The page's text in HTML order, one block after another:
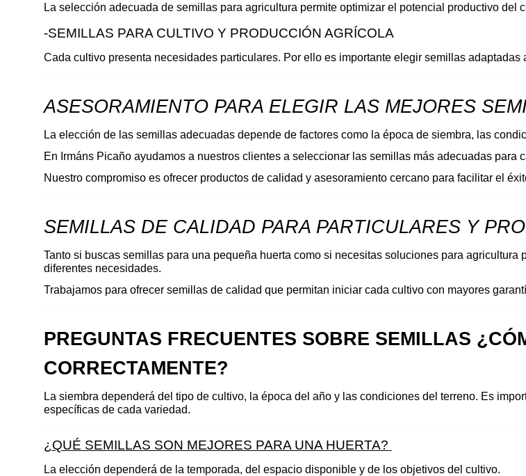
La selección adecuada de semillas para agricultura permite optimizar el potencial productivo
-SEMILLAS PARA CULTIVO Y PRODUCCIÓN AGRÍCOLA
Cada cultivo presenta necesidades particulares. Por ello es importante elegir semillas
ASESORAMIENTO PARA ELEGIR LAS MEJORES
La elección de las semillas adecuadas depende de factores como la época de siembra, las
En Irmáns Picaño ayudamos a nuestros clientes a seleccionar las semillas más adecuadas para
Nuestro compromiso es ofrecer productos de calidad y asesoramiento cercano para facilitar el
SEMILLAS DE CALIDAD PARA PARTICULARES Y
Tanto si buscas semillas para una pequeña huerta como si necesitas soluciones para
diferentes necesidades.
Trabajamos para ofrecer semillas de calidad que permitan iniciar cada cultivo con mayores
PREGUNTAS FRECUENTES SOBRE SEMILLAS
CORRECTAMENTE?
La siembra dependerá del tipo de cultivo, la época del año y las condiciones del terreno. Es
específicas de cada variedad.
¿QUÉ SEMILLAS SON MEJORES PARA UNA HUERTA?
La elección dependerá de la temporada, del espacio disponible y de los objetivos del cultivo.